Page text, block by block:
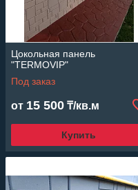
Цокольная панель
"TERMOVIP"
Под заказ
от 15 500 ₸/кв.м
Купить